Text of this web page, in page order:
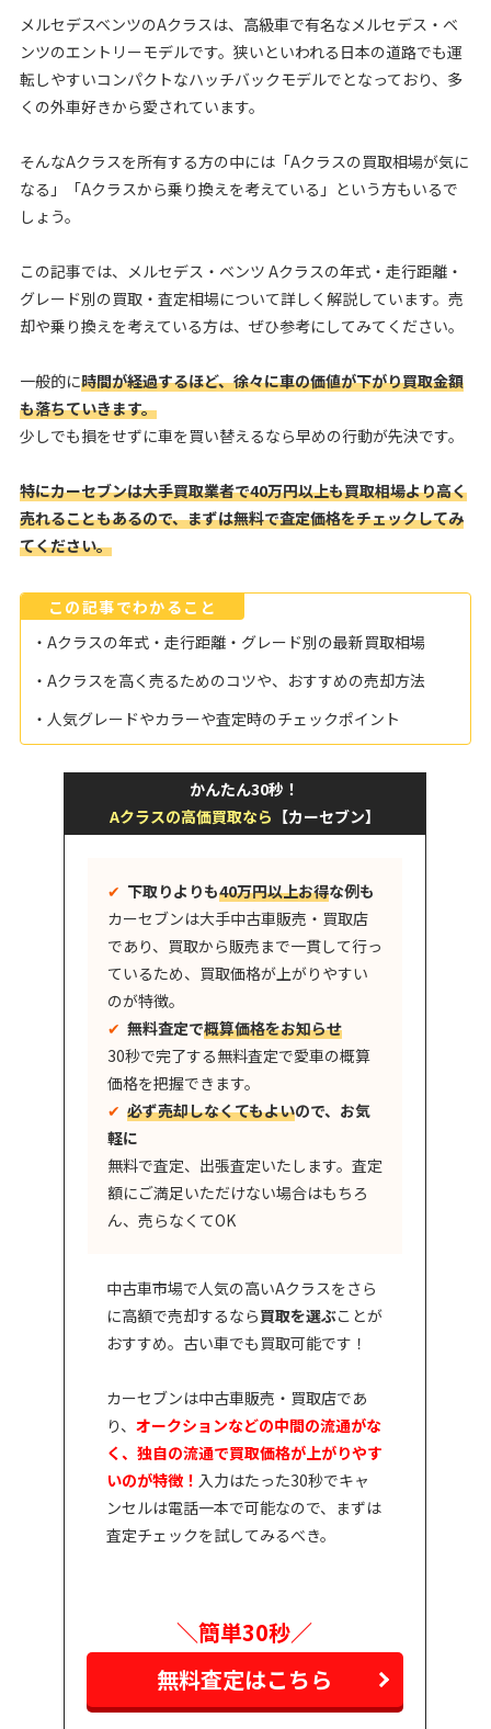
メルセデスベンツのAクラスは、高級車で有名なメルセデス・ベ
ンツのエントリーモデルです。狭いといわれる日本の道路でも運
転しやすいコンパクトなハッチバックモデルでとなっており、多
くの外車好きから愛されています。
そんなAクラスを所有する方の中には「Aクラスの買取相場が気に
なる」「Aクラスから乗り換えを考えている」という方もいるで
しょう。
この記事では、メルセデス・ベンツ Aクラスの年式・走行距離・
グレード別の買取・査定相場について詳しく解説しています。売
却や乗り換えを考えている方は、ぜひ参考にしてみてください。
一般的に時間が経過するほど、徐々に車の価値が下がり買取金額
も落ちていきます。
少しでも損をせずに車を買い替えるなら早めの行動が先決です。
特にカーセブンは大手買取業者で40万円以上も買取相場より高く
売れることもあるので、まずは無料で査定価格をチェックしてみ
てください。
この記事でわかること
・Aクラスの年式・走行距離・グレード別の最新買取相場
・Aクラスを高く売るためのコツや、おすすめの売却方法
・人気グレードやカラーや査定時のチェックポイント
かんたん30秒！
Aクラスの高価買取なら 【カーセブン】
✔︎ 下取りよりも40万円以上お得な例も
カーセブンは大手中古車販売・買取店
であり、買取から販売まで一貫して行っ
ているため、買取価格が上がりやすい
のが特徴。
✔︎ 無料査定で概算価格をお知らせ
30秒で完了する無料査定で愛車の概算
価格を把握できます。
✔︎ 必ず売却しなくてもよいので、お気
軽に
無料で査定、出張査定いたします。査定
額にご満足いただけない場合はもちろ
ん、売らなくてOK
中古車市場で人気の高いAクラスをさら
に高額で売却するなら買取を選ぶことが
おすすめ。古い車でも買取可能です！
カーセブンは中古車販売・買取店であ
り、 オークションなどの中間の流通がな
く、独自の流通で買取価格が上がりやす
いのが特徴！ 入力はたった30秒でキャ
ンセルは電話一本で可能なので、まずは
査定チェックを試してみるべき。
＼簡単30秒／
無料査定はこちら